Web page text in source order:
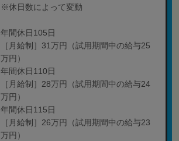
※休日数によって変動
年間休日105日
［月給制］31万円（試用期間中の給与25
万円）
年間休日110日
［月給制］28万円（試用期間中の給与24
万円）
年間休日115日
［月給制］26万円（試用期間中の給与23
万円）